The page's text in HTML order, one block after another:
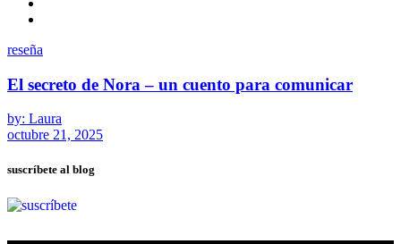
reseña
El secreto de Nora – un cuento para comunicar
by: Laura
octubre 21, 2025
suscríbete al blog